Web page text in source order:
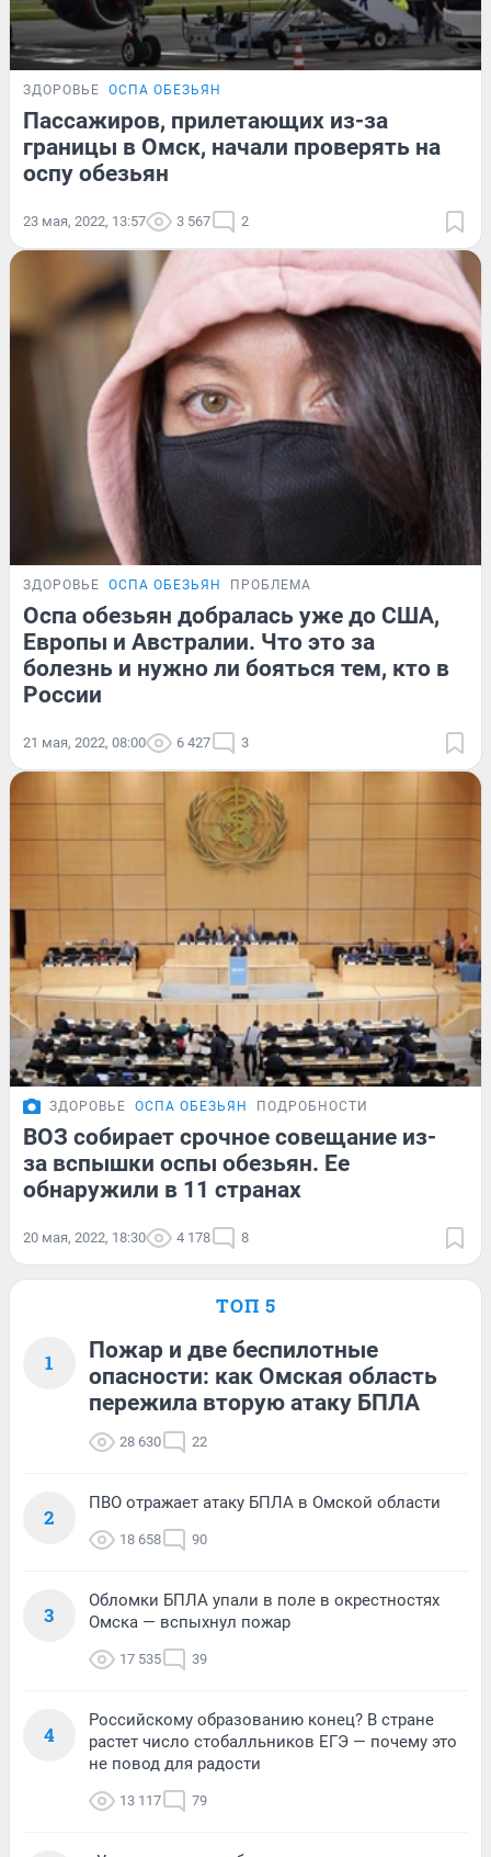
ЗДОРОВЬЕ ОСПА ОБЕЗЬЯН
Пассажиров, прилетающих из-за
границы в Омск, начали проверять на
оспу обезьян
23 мая, 2022, 13:57 3 567 2
ЗДОРОВЬЕ ОСПА ОБЕЗЬЯН ПРОБЛЕМА
Оспа обезьян добралась уже до США,
Европы и Австралии. Что это за
болезнь и нужно ли бояться тем, кто в
России
21 мая, 2022, 08:00 6 427 3
ЗДОРОВЬЕ ОСПА ОБЕЗЬЯН ПОДРОБНОСТИ
ВОЗ собирает срочное совещание из-
за вспышки оспы обезьян. Ее
обнаружили в 11 странах
20 мая, 2022, 18:30 4 178 8
ТОП 5
1
Пожар и две беспилотные
опасности: как Омская область
пережила вторую атаку БПЛА
28 630 22
2
ПВО отражает атаку БПЛА в Омской области
18 658 90
3
Обломки БПЛА упали в поле в окрестностях
Омска — вспыхнул пожар
17 535 39
4
Российскому образованию конец? В стране
растет число стобалльников ЕГЭ — почему это
не повод для радости
13 117 79